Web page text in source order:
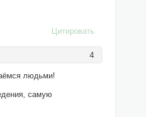
Цитировать
4
людьми!
самую